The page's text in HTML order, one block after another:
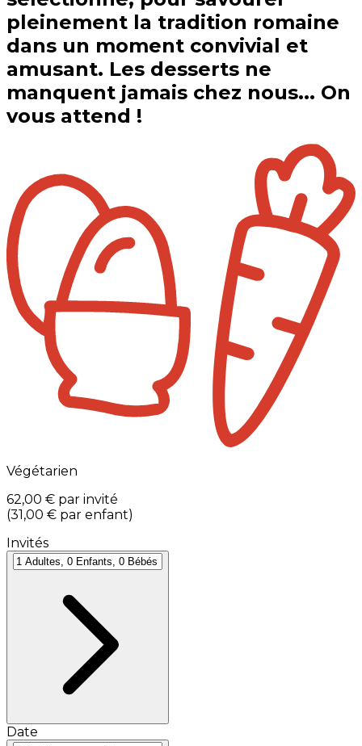
pleinement la tradition romaine
dans un moment convivial et
amusant. Les desserts ne
manquent jamais chez nous... On
vous attend !
Végétarien
62,00 € par invité
(31,00 € par enfant)
Invités
Date